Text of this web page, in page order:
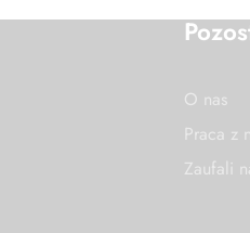
O nas
Praca z
Zaufali